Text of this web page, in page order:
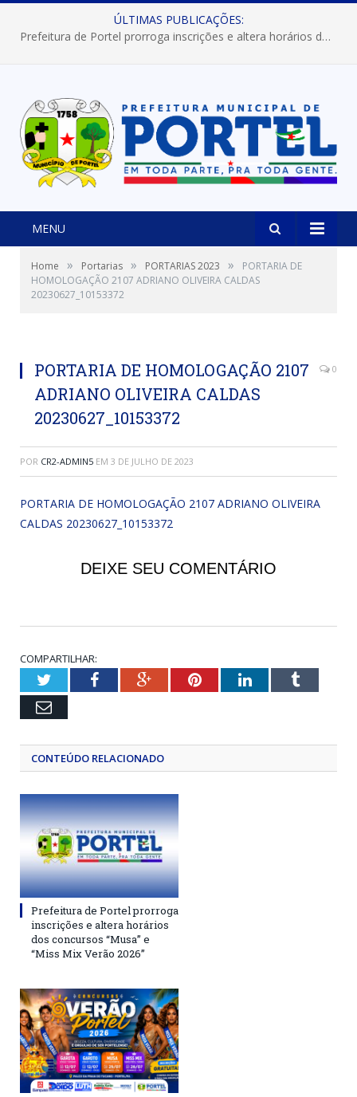
ÚLTIMAS PUBLICAÇÕES:
Prefeitura de Portel prorroga inscrições e altera horários dos concursos “Musa” e “Miss Mix Verão 2026”
MENU
Home » Portarias » PORTARIAS 2023 »
PORTARIA DE
HOMOLOGAÇÃO 2107 ADRIANO OLIVEIRA CALDAS
20230627_10153372
PORTARIA DE HOMOLOGAÇÃO 2107
ADRIANO OLIVEIRA CALDAS
20230627_10153372
0
POR CR2-ADMIN5 EM 3 DE JULHO DE 2023
PORTARIA DE HOMOLOGAÇÃO 2107 ADRIANO OLIVEIRA
CALDAS 20230627_10153372
DEIXE SEU COMENTÁRIO
COMPARTILHAR:
TwitterFacebookGoogle+PinterestLinkedInTumblr
Email
CONTEÚDO RELACIONADO
Prefeitura de Portel prorroga
inscrições e altera horários
dos concursos “Musa” e
“Miss Mix Verão 2026”